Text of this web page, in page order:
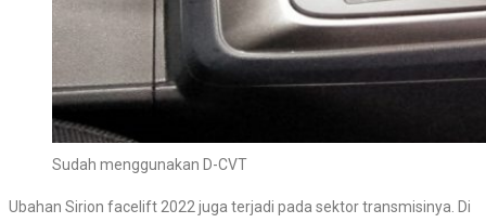
Sudah menggunakan D-CVT
Ubahan Sirion facelift 2022 juga terjadi pada sektor transmisinya. Di